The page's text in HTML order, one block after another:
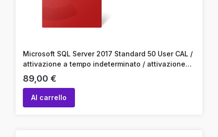
Microsoft SQL Server 2017 Standard 50 User CAL /
attivazione a tempo indeterminato / attivazione
online / codice prodotto
Prezzo
89,00 €
Al carrello